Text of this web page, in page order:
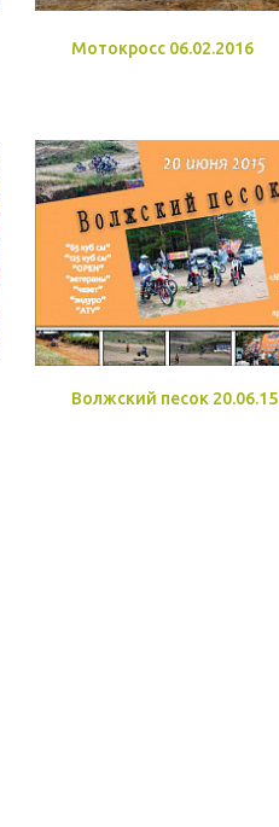
Мотокросс 06.02.2016
Волжский песок 20.06.15